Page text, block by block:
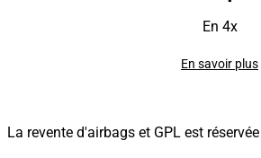
En 4x
En savoir plus
La revente d'airbags et GPL est